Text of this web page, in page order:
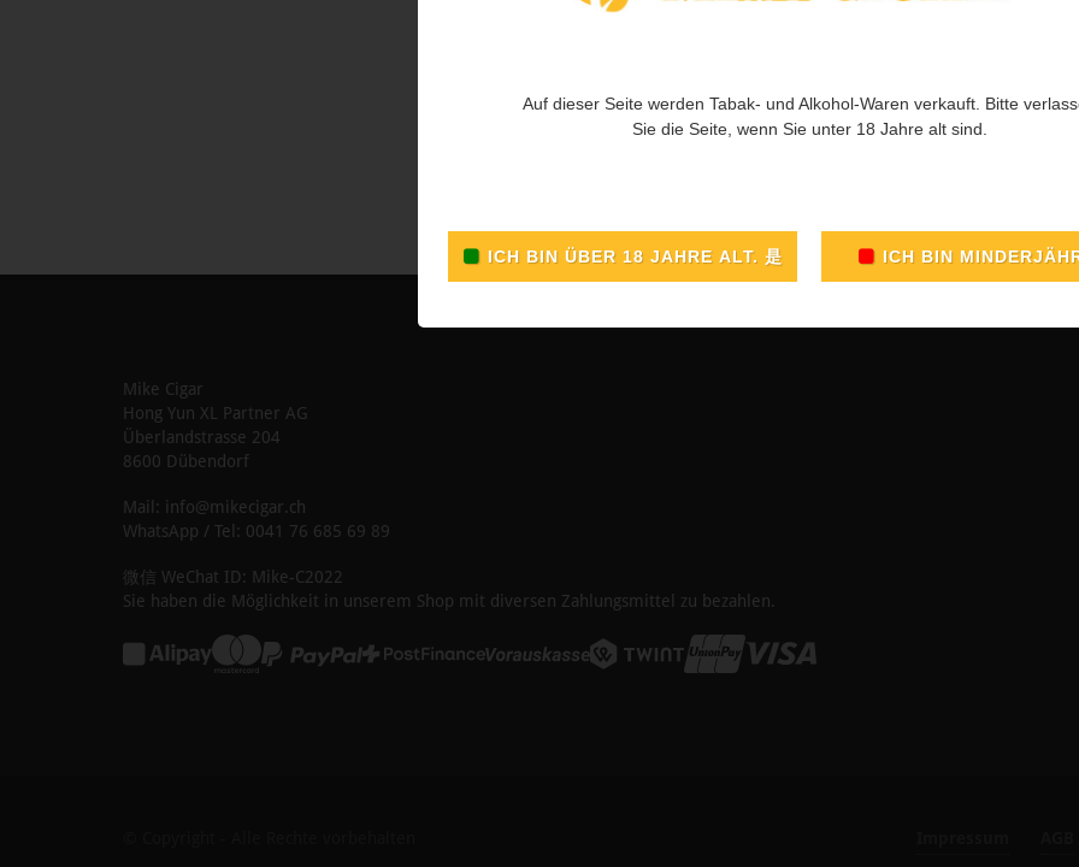
Mike Cigar
Hong Yun XL Partner AG
Überlandstrasse 204
8600 Dübendorf
Mail: info@mikecigar.ch
WhatsApp / Tel: 0041 76 685 69 89
微信 WeChat ID: Mike-C2022
Sie haben die Möglichkeit in unserem Shop mit diversen Zahlungsmittel zu bezahlen.
Auf dieser Seite werden Tabak- und Alkohol-Waren verkauft. Bitte
Sie die Seite, wenn Sie unter 18 Jahre alt sind.